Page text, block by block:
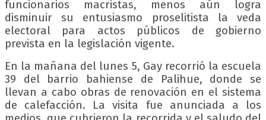
funcionarios macristas, menos aún logra
disminuir su entusiasmo proselitista la veda
electoral para actos públicos de gobierno
prevista en la legislación vigente.
En la mañana del lunes 5, Gay recorrió la escuela
39 del barrio bahiense de Palihue, donde se
llevan a cabo obras de renovación en el sistema
de calefacción. La visita fue anunciada a los